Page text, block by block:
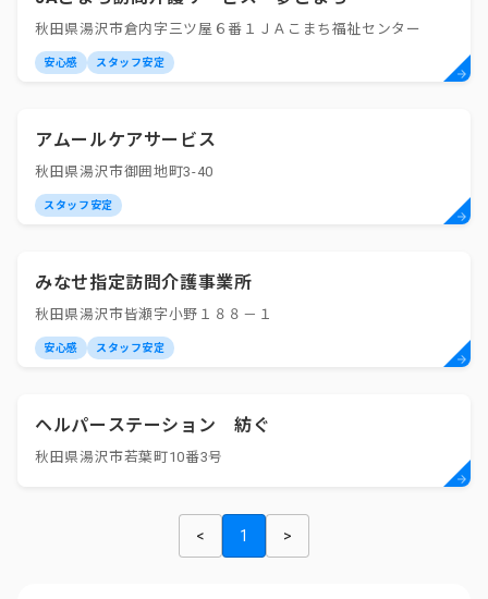
秋田県湯沢市倉内字三ツ屋６番１ＪＡこまち福祉センター
安心感 スタッフ安定
アムールケアサービス
秋田県湯沢市御囲地町3-40
スタッフ安定
みなせ指定訪問介護事業所
秋田県湯沢市皆瀬字小野１８８－１
安心感 スタッフ安定
ヘルパーステーション 紡ぐ
秋田県湯沢市若葉町10番3号
< 1 >